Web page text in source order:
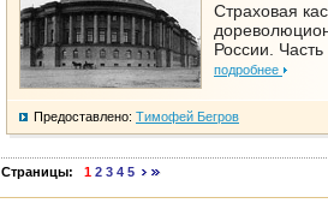
Страховая
России. Часть
подробнее
Предоставлено: Тимофей Бегров
Страницы: 1 2 3 4 5